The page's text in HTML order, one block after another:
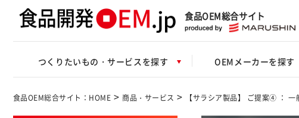
食品OEM総合サイト
つくりたいもの・サービスを探す OEMメーカーを探す
食品OEM総合サイト：HOME > 商品・サービス > 【サラシア製品】 ご提案④ ：